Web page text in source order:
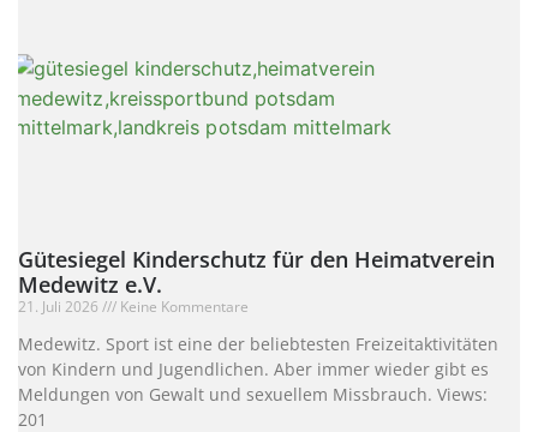
Gütesiegel Kinderschutz für den Heimatverein
Medewitz e.V.
21. Juli 2026 Keine Kommentare
Medewitz. Sport ist eine der beliebtesten Freizeitaktivitäten
von Kindern und Jugendlichen. Aber immer wieder gibt es
Meldungen von Gewalt und sexuellem Missbrauch. Views:
201